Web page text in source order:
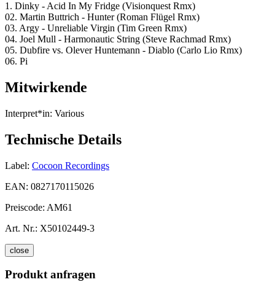
1. Dinky - Acid In My Fridge (Visionquest Rmx)
02. Martin Buttrich - Hunter (Roman Flügel Rmx)
03. Argy - Unreliable Virgin (Tim Green Rmx)
04. Joel Mull - Harmonautic String (Steve Rachmad Rmx)
05. Dubfire vs. Olever Huntemann - Diablo (Carlo Lio Rmx)
06. Pi
Mitwirkende
Interpret*in: Various
Technische Details
Label: Cocoon Recordings
EAN: 0827170115026
Preiscode: AM61
Art. Nr.: X50102449-3
close
Produkt anfragen